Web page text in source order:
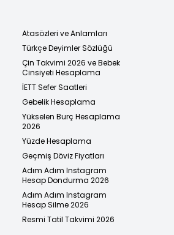
Atasözleri ve Anlamları
Türkçe Deyimler Sözlüğü
Çin Takvimi 2026 ve Bebek
Cinsiyeti Hesaplama
İETT Sefer Saatleri
Gebelik Hesaplama
Yükselen Burç Hesaplama
2026
Yüzde Hesaplama
Geçmiş Döviz Fiyatları
Adım Adım Instagram
Hesap Dondurma 2026
Adım Adım Instagram
Hesap Silme 2026
Resmi Tatil Takvimi 2026